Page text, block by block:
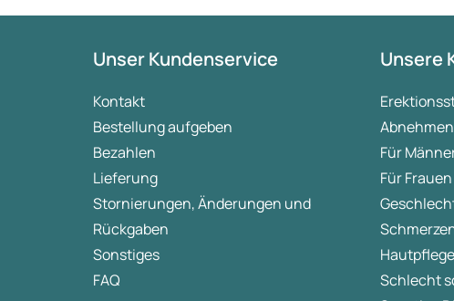
Unser Kundenservice
Kontakt
Bestellung aufgeben
Bezahlen
Lieferung
Stornierungen, Änderungen und
Rückgaben
Sonstiges
FAQ
Unsere
Abnehmen
Für
Für Frauen
Hautpflege
Schlecht